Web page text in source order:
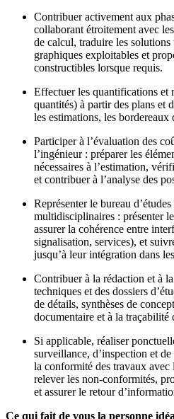
Contribuer activement aux
collaborant étroitement avec
de calcul, traduire les solutions
graphiques exploitables et
constructibles lorsque requis.
Effectuer les quantifications et
quantités) à partir des plans et
les estimations, les bordereaux
Participer à l’évaluation des
l’ingénieur : préparer les
nécessaires à l’estimation,
et contribuer à l’analyse des
Représenter le bureau
multidisciplinaires : présenter
assurer la cohérence entre
signalisation, services), et
jusqu’à leur intégration dans
Contribuer à la rédaction et à
techniques et des dossiers
de détails, synthèses de
documentaire et à la traçabilité
Si applicable, réaliser
surveillance, d’inspection et
la conformité des travaux avec
relever les non-conformités,
et assurer le retour
Ce qui fait de vous la personne